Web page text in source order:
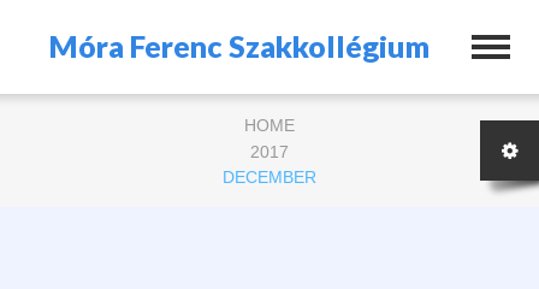
Móra Ferenc Szakkollégium
HOME
2017
DECEMBER